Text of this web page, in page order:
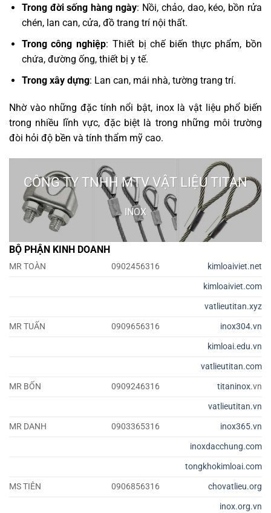
Trong đời sống hàng ngày: Nồi, chảo, dao, kéo, bồn rửa
chén, lan can, cửa, đồ trang trí nội thất.
Trong công nghiệp: Thiết bị chế biến thực phẩm, bồn
chứa, đường ống, thiết bị y tế.
Trong xây dựng: Lan can, mái nhà, tường trang trí.
Nhờ vào những đặc tính nổi bật, inox là vật liệu phổ biến
trong nhiều lĩnh vực, đặc biệt là trong những môi trường
đòi hỏi độ bền và tính thẩm mỹ cao.
CÔNG TY TNHH MTV VẬT LIỆU TITAN
INOX
BỘ PHẬN KINH DOANH
MR TOÀN 0902456316
kimloaiviet.net
kimloaiviet.com
vatlieutitan.xyz
MR TUẤN
0909656316
inox304.vn
kimloai.edu.vn
vatlieutitan.com
MR BỐN
0909246316 titaninox.vn
vatlieutitan.vn
MR DANH
0903365316
inox365.vn
inoxdacchung.com
tongkhokimloai.com
MS TIÊN
0906856316
chovatlieu.org
inox.org.vn